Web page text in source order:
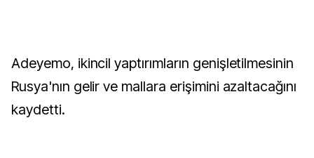
Adeyemo, ikincil yaptırımların genişletilmesinin
Rusya'nın gelir ve mallara erişimini azaltacağını
kaydetti.